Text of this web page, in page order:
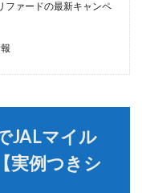
ファードの最新キャンペ
JALマイル
実例つきシ